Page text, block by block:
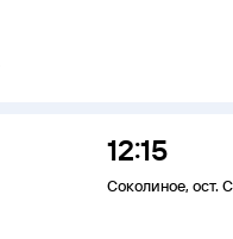
12:15
Соколиное, ост.